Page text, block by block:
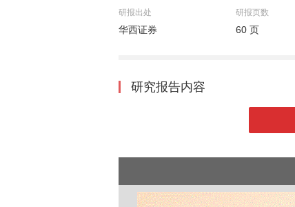
研报出处
华西证券
研报页数
60 页
研究报告内容